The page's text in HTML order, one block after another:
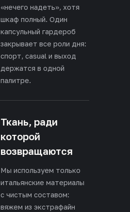
«нечего надеть», хотя
шкаф полный. Один
капсульный гардероб
закрывает все роли дня:
спорт, casual и выход
держатся в одной
палитре.
Ткань, ради
которой
возвращаются
Мы используем только
итальянские материалы
с чистым составом:
вяжем из экстрафайн